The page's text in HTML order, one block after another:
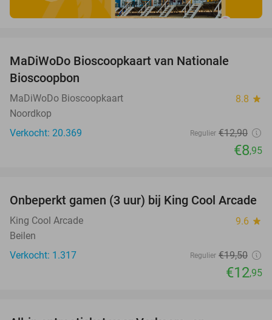
MaDiWoDo Bioscoopkaart van Nationale
Bioscoopbon
MaDiWoDo Bioscoopkaart 8.8 star
Noordkop
Verkocht: 20.369
Regulier €12,90
€8,95
34%
Onbeperkt gamen (3 uur) bij King Cool Arcade
King Cool Arcade 9.6 star
Beilen
Verkocht: 1.317
Regulier €19,50
€12,95